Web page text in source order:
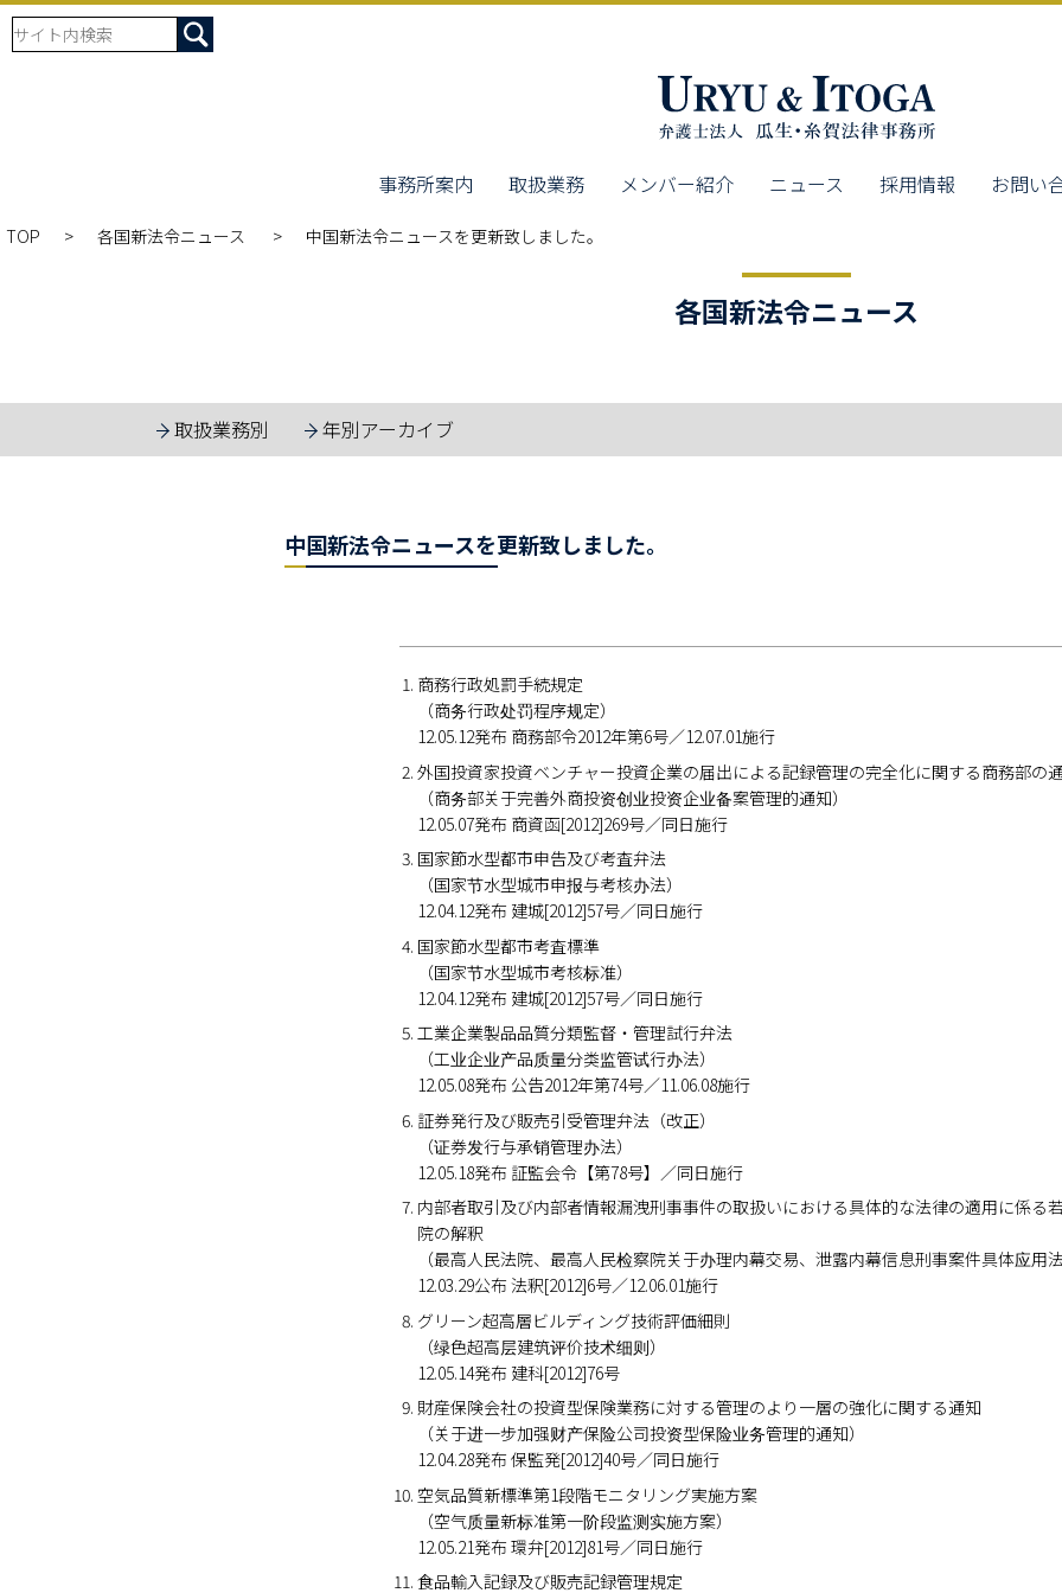
事務所案内 取扱業務 メンバー紹介 ニュース 採用情報 お問い
TOP 各国新法令ニュース 中国新法令ニュースを更新致しました。
各国新法令ニュース
取扱業務別 年別アーカイブ
中国新法令ニュースを更新致しました。
商務行政処罰手続規定
（商务行政处罚程序规定）
12.05.12発布 商務部令2012年第6号／12.07.01施行
外国投資家投資ベンチャー投資企業の届出による記録管理の完全化に関する商務部の
（商务部关于完善外商投资创业投资企业备案管理的通知）
12.05.07発布 商資函[2012]269号／同日施行
国家節水型都市申告及び考査弁法
（国家节水型城市申报与考核办法）
12.04.12発布 建城[2012]57号／同日施行
国家節水型都市考査標準
（国家节水型城市考核标准）
12.04.12発布 建城[2012]57号／同日施行
工業企業製品品質分類監督・管理試行弁法
（工业企业产品质量分类监管试行办法）
12.05.08発布 公告2012年第74号／11.06.08施行
証券発行及び販売引受管理弁法（改正）
（证券发行与承销管理办法）
12.05.18発布 証監会令【第78号】／同日施行
内部者取引及び内部者情報漏洩刑事事件の取扱いにおける具体的な法律の適用に係る
院の解釈
（最高人民法院、最高人民检察院关于办理内幕交易、泄露内幕信息刑事案件具体应用
12.03.29公布 法釈[2012]6号／12.06.01施行
グリーン超高層ビルディング技術評価細則
（绿色超高层建筑评价技术细则）
12.05.14発布 建科[2012]76号
財産保険会社の投資型保険業務に対する管理のより一層の強化に関する通知
（关于进一步加强财产保险公司投资型保险业务管理的通知）
12.04.28発布 保監発[2012]40号／同日施行
空気品質新標準第1段階モニタリング実施方案
（空气质量新标准第一阶段监测实施方案）
12.05.21発布 環弁[2012]81号／同日施行
食品輸入記録及び販売記録管理規定